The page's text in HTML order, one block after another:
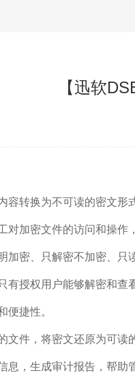
【迅软
转换为不可读的密文形
对加密文件的访问和操
加密、只解密不加密、只
授权用户能够解密和查
便捷性。
件，将密文还原为可读
，生成审计报告，帮助